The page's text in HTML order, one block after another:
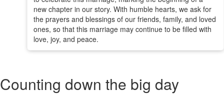
new chapter in our story. With humble hearts, we ask for
the prayers and blessings of our friends, family, and loved
ones, so that this marriage may continue to be filled with
love, joy, and peace.
Counting down the big day